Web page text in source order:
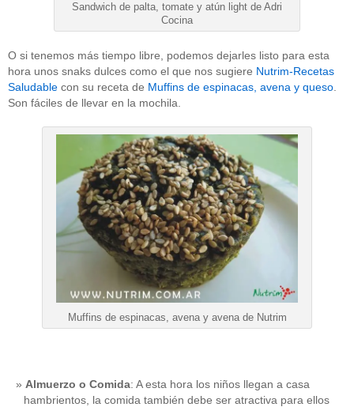
Sandwich de palta, tomate y atún light de Adri
Cocina
O si tenemos más tiempo libre, podemos dejarles listo para esta
hora unos snaks dulces como el que nos sugiere Nutrim-Recetas
Saludable con su receta de Muffins de espinacas, avena y queso.
Son fáciles de llevar en la mochila.
Muffins de espinacas, avena y avena de Nutrim
Almuerzo o Comida: A esta hora los niños llegan a casa
hambrientos, la comida también debe ser atractiva para ellos